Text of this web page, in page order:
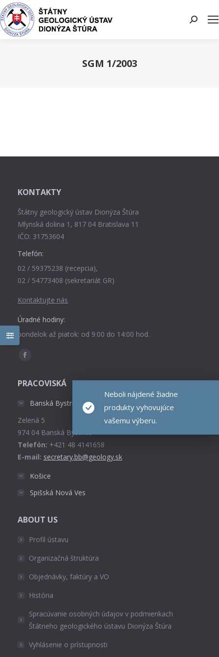
Search:
SGM 1/2003
Neboli nájdené žiadne
produkty vyhovujúce
vašemu výberu.
KONTAKTY
Štátny geologický ústav Dionýza Štúra
Mlynská dolina 1, 817 04 Bratislava 11
IČO: 31753604
Telefón:
02 / 59375238 (recepcia),
02 / 54773408 (sekretariát GR)
Kontaktujte nás
Úradné hodiny:
pondelok až piatok: od 9:00 do 14:00 hod.
Find us on:
Facebook
opens
window
PRACOVISKÁ
Banská Bystrica
Zelená 5
974 04 Banská Bystrica
Telefón: +421 48 4141658
E-mail: secretary.bb@geology.sk
Košice
Spišská Nová Ves
ABOUT US
Profil ústavu
Organizačná štruktúra
Objednávky, faktúry a VO
História
Spracúvanie osobných údajov v podmienkach
Štátneho geologického ústavu Dionýza Štúra
Vyhlásenie o prístupnosti